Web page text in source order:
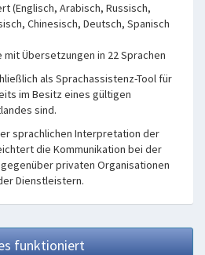
(Englisch, Arabisch, Russisch,
Chinesisch, Deutsch, Spanisch
Übersetzungen in 22 Sprachen
als Sprachassistenz-Tool für
im Besitz eines gültigen
sind.
sprachlichen Interpretation der
die Kommunikation bei der
privaten Organisationen
Dienstleistern.
funktioniert